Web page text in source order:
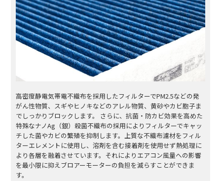
高密度静電気帯電不織布を採用したフィルターでPM2.5などの発
がん性物質、スギやヒノキなどのアレル物質、黄砂やカビ胞子ま
でしっかりブロックします。 さらに、抗菌・防カビ効果を高めた
特殊なナノAg（銀）殺菌不織布の採用によりフィルターでキャッ
チした菌やカビの繁殖を抑制します。上質な不織布濾材をフィル
ターエレメントに使用し、溶剤を含む接着剤を使用せず熱処理に
より各層を融着させています。それによりエアコン風量への影響
を最小限に抑えブロアーモーターの負担を減らすことができま
す。